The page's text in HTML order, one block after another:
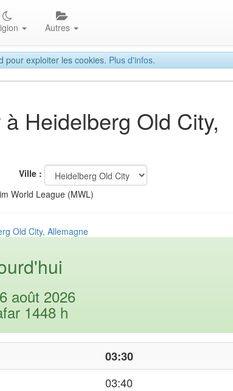
pour exploiter les cookies. Plus d'infos.
Autres
Heidelberg Old City,
Ville :
World League (MWL)
Old City, Allemagne
août 2026
1448 h
03:30
03:40